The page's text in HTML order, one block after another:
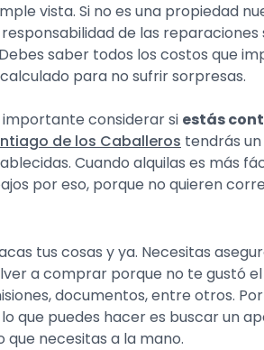
vista. Si no es una propiedad
de las reparaciones
saber todos los costos que
para no sufrir sorpresas.
importante considerar si estás
de los Caballeros tendrás
Cuando alquilas es más
por eso, porque no quieren
tus cosas y ya. Necesitas
a comprar porque no te gustó
documentos, entre otros. Por
que puedes hacer es buscar un
que necesitas a la mano.